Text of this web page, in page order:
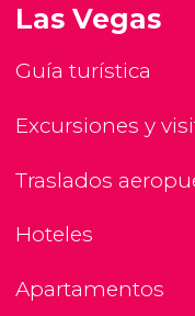
Las Vegas
Guía turística
Excursiones y
Traslados
Hoteles
Apartamentos